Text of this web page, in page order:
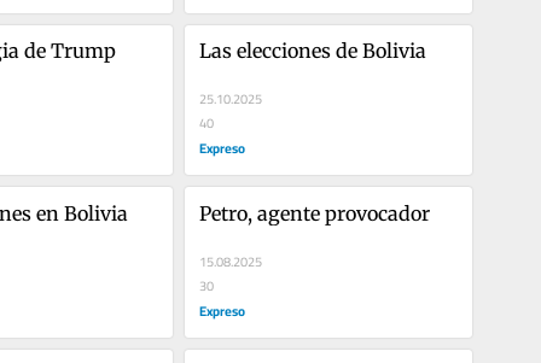
de Trump
Las elecciones de Bolivia
25.10.2025
40
Expreso
en Bolivia
Petro, agente provocador
15.08.2025
30
Expreso